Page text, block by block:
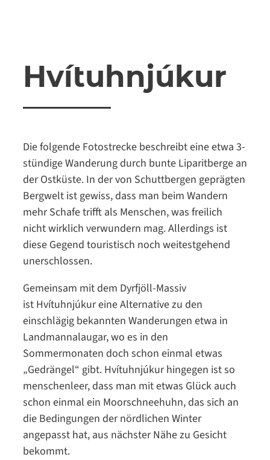
Hvítuhnjúkur
Die folgende Fotostrecke beschreibt eine etwa 3-
stündige Wanderung durch bunte Liparitberge an
der Ostküste. In der von Schuttbergen geprägten
Bergwelt ist gewiss, dass man beim Wandern
mehr Schafe trifft als Menschen, was freilich
nicht wirklich verwundern mag. Allerdings ist
diese Gegend touristisch noch weitestgehend
unerschlossen.
Gemeinsam mit dem Dyrfjöll-Massiv
ist Hvítuhnjúkur eine Alternative zu den
einschlägig bekannten Wanderungen etwa in
Landmannalaugar, wo es in den
Sommermonaten doch schon einmal etwas
„Gedrängel“ gibt. Hvítuhnjúkur hingegen ist so
menschenleer, dass man mit etwas Glück auch
schon einmal ein Moorschneehuhn, das sich an
die Bedingungen der nördlichen Winter
angepasst hat, aus nächster Nähe zu Gesicht
bekommt.